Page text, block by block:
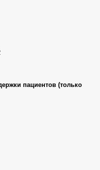
пациентов (только